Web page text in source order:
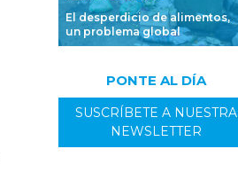
El desperdicio de alimentos,
un problema global
PONTE AL DÍA
SUSCRÍBETE A NUESTRA
NEWSLETTER